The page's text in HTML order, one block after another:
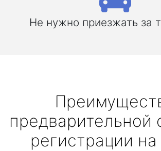
Не нужно приезжать за
предварительной
регистрации